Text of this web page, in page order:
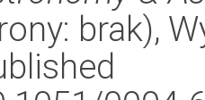
brak),